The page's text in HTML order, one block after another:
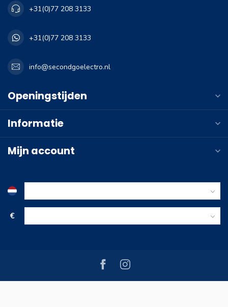
+31(0)77 208 3133
+31(0)77 208 3133
info@secondgoelectro.nl
Openingstijden
Informatie
Mijn account
€